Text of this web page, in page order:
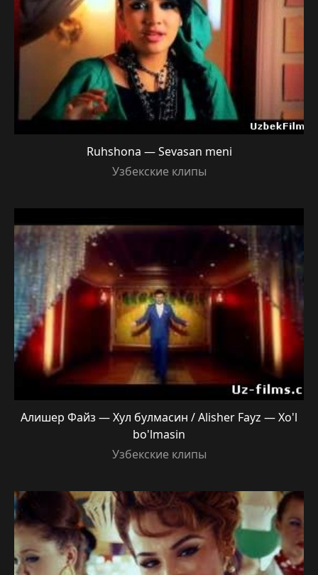
Ruhshona — Sevasan meni
Узбекские клипы
Алишер Файз — Хул булмасин / Alisher Fayz — Xo'l
bo'lmasin
Узбекские клипы